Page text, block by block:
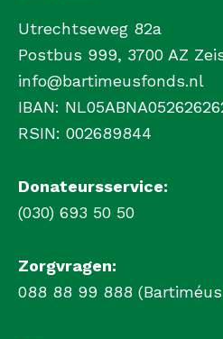
Utrechtseweg 82a
Postbus 999, 3700 AZ
info@bartimeusfonds.nl
IBAN:
RSIN: 002689844
Donateursservice:
(030) 693 50 50
Zorgvragen:
088 88 99 888